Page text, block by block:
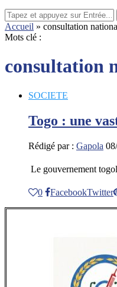
Accueil » consultation
Mots clé :
consultation
SOCIETE
Togo : une
Rédigé par : Gapola
Le gouvernement
0 FacebookTwitter